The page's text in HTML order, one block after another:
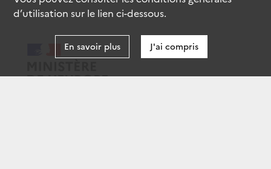
d’utilisation sur le lien ci-dessous.
En savoir plus J'ai compris